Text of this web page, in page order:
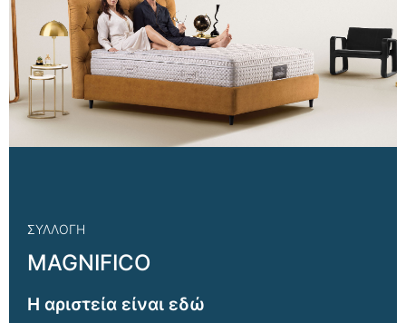
ΣΥΛΛΟΓΗ
MAGNIFICO
Η αριστεία είναι εδώ